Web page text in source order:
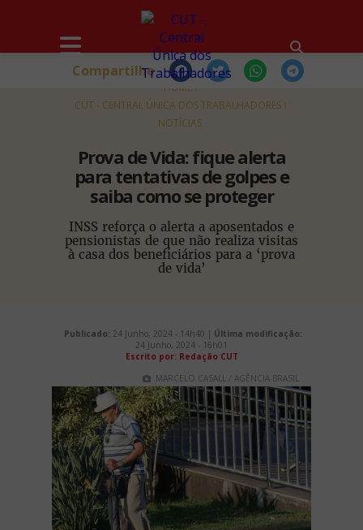
HOME
CUT - CENTRAL ÚNICA DOS TRABALHADORES
NOTÍCIAS
Prova de Vida: fique alerta
para tentativas de golpes e
saiba como se proteger
INSS reforça o alerta a aposentados e
pensionistas de que não realiza visitas
à casa dos beneficiários para a ‘prova
de vida’
Compartilhe
Publicado: 24 Junho, 2024 - 14h40 | Última modificação:
24 Junho, 2024 - 16h01
Escrito por: Redação CUT
MARCELO CASALL / AGÊNCIA BRASIL